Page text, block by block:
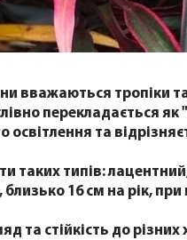
вважаються тропіки та
перекладається
та
таких типів:
16 см на рік,
та стійкість до